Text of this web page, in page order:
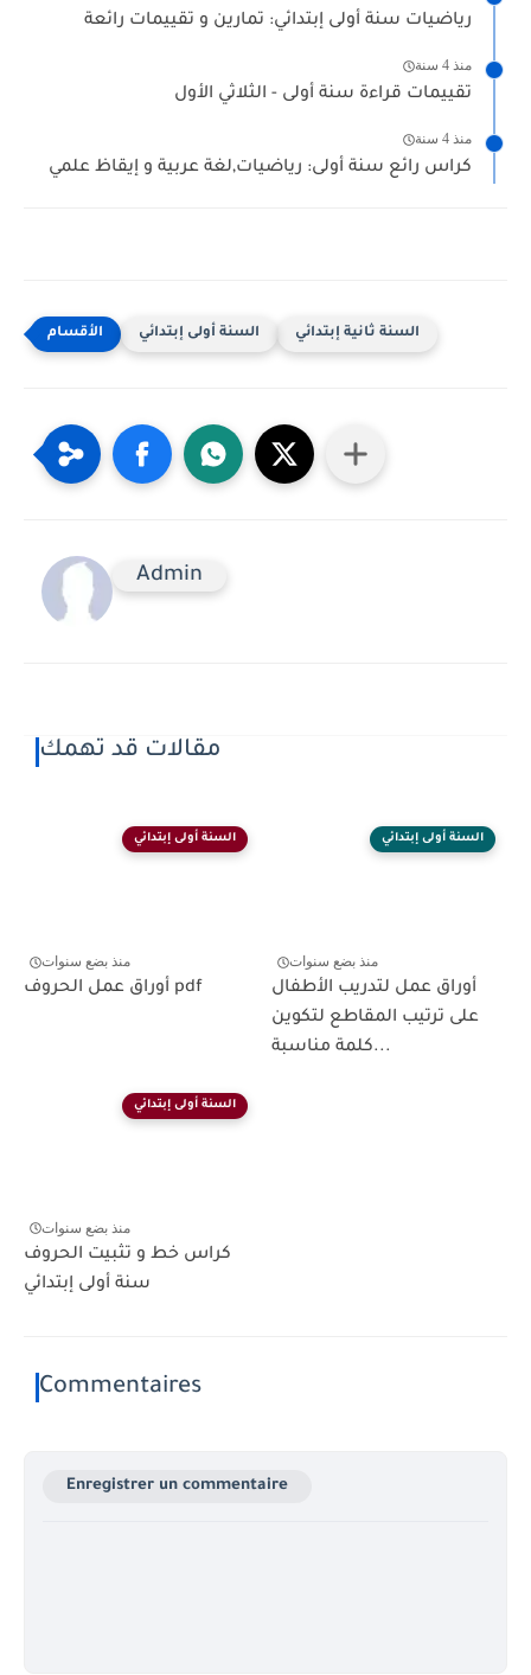
رياضيات سنة أولى إبتدائي: تمارين و تقييمات رائعة
منذ 4 سنة
تقييمات قراءة سنة أولى - الثلاثي الأول
منذ 4 سنة
كراس رائع سنة أولى: رياضيات,لغة عربية و إيقاظ علمي
السنة أولى إبتدائي السنة ثانية إبتدائي
Admin
مقالات قد تهمك
السنة أولى إبتدائي
منذ بضع سنوات
أوراق عمل الحروف pdf
السنة أولى إبتدائي
منذ بضع سنوات
أوراق عمل لتدريب الأطفال
على ترتيب المقاطع لتكوين
كلمة مناسبة...
السنة أولى إبتدائي
منذ بضع سنوات
كراس خط و تثبيت الحروف
سنة أولى إبتدائي
Commentaires
Enregistrer un commentaire